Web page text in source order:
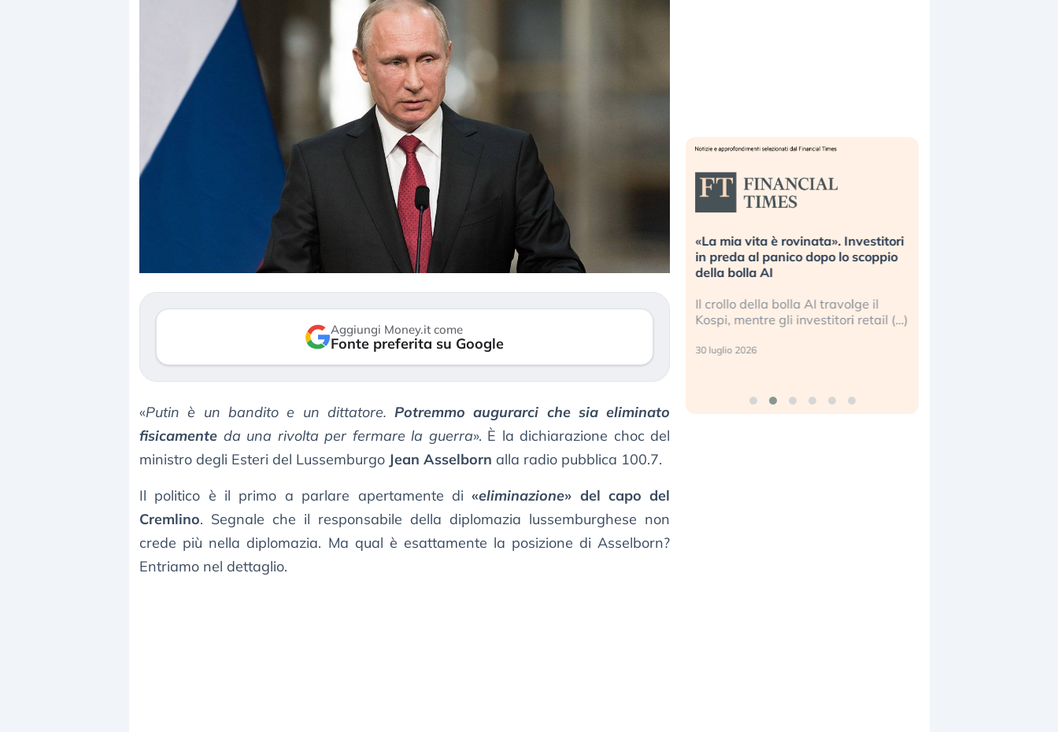
Aggiungi Money.it come
Fonte preferita su Google
«Putin è un bandito e un dittatore.Potremmo augurarci che sia eliminato
fisicamente da una rivolta per fermare la guerra». È la dichiarazione choc del
ministro degli Esteri del Lussemburgo Jean Asselborn alla radio pubblica 100.7.
Il politico è il primo a parlare apertamente di«eliminazione» del capo del
Cremlino. Segnale che il responsabile della diplomazia lussemburghese non
crede più nella diplomazia. Ma qual è esattamente la posizione di Asselborn?
Entriamo nel dettaglio.
Dalle valutazioni estreme alla
correzione. Cosa sta guidando il
repricing degli asset?
verso le (…)
3 agosto 2026
«La mia vita è rovinata». Investitori
in preda al panico dopo lo scoppio
della bolla AI
Il crollo della bolla AI travolge il
Kospi, mentre gli investitori retail (…)
30 luglio 2026